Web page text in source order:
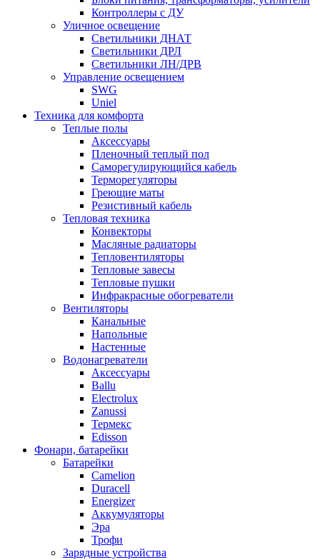
Контроллеры с ДУ
Уличное освещение
Светильники ДНАТ
Светильники ДРЛ
Светильники ЛН/ДРВ
Управление освещением
SWG
Uniel
Техника для комфорта
Теплые полы
Аксессуары
Пленочный теплый пол
Саморегулирующийся кабель
Терморегуляторы
Греющие маты
Резистивный кабель
Тепловая техника
Конвекторы
Масляные радиаторы
Тепловентиляторы
Тепловые завесы
Тепловые пушки
Инфракрасные обогреватели
Вентиляторы
Канальные
Напольные
Настенные
Водонагреватели
Аксессуары
Ballu
Electrolux
Zanussi
Термекс
Edisson
Фонари, батарейки
Батарейки
Camelion
Duracell
Energizer
Аккумуляторы
Эра
Трофи
Зарядные устройства